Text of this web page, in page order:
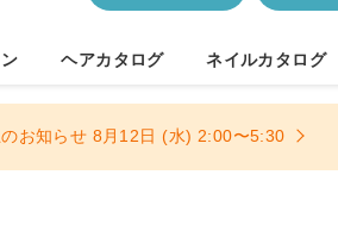
ヘアカタログ ネイルカタログ
お知らせ 8月12日 (水) 2:00〜5:30